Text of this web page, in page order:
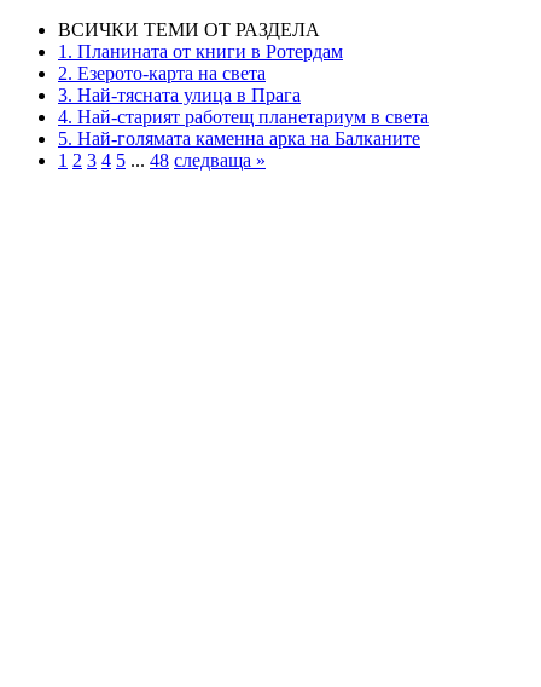
ВСИЧКИ ТЕМИ ОТ РАЗДЕЛА
1. Планината от книги в Ротердам
2. Езерото-карта на света
3. Най-тясната улица в Прага
4. Най-старият работещ планетариум в света
5. Най-голямата каменна арка на Балканите
1 2 3 4 5 ... 48 следваща »